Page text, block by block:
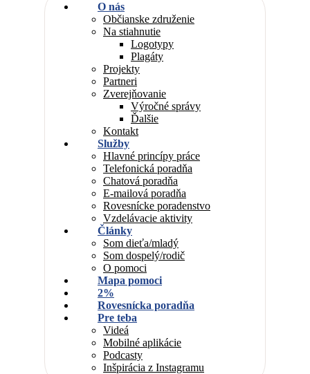
O nás
Občianske združenie
Na stiahnutie
Logotypy
Plagáty
Projekty
Partneri
Zverejňovanie
Výročné správy
Ďalšie
Kontakt
Služby
Hlavné princípy práce
Telefonická poradňa
Chatová poradňa
E-mailová poradňa
Rovesnícke poradenstvo
Vzdelávacie aktivity
Články
Som dieťa/mladý
Som dospelý/rodič
O pomoci
Mapa pomoci
2%
Rovesnícka poradňa
Pre teba
Videá
Mobilné aplikácie
Podcasty
Inšpirácia z Instagramu